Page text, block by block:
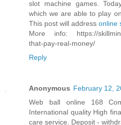
slot machine games.
which we are able to play
This post will address online
More info: https://
that-pay-real-money/
Reply
Anonymous February 12,
Web ball online 168
International quality High
care service. Deposit -